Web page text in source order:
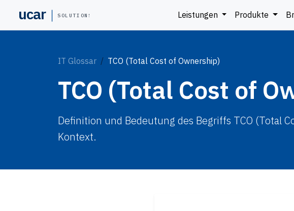
ucar SOLUTIONS Leistungen Produkte
IT Glossar TCO (Total Cost of Ownership)
TCO (Total Cost of
Definition und Bedeutung des Begriffs TCO (Total
Kontext.